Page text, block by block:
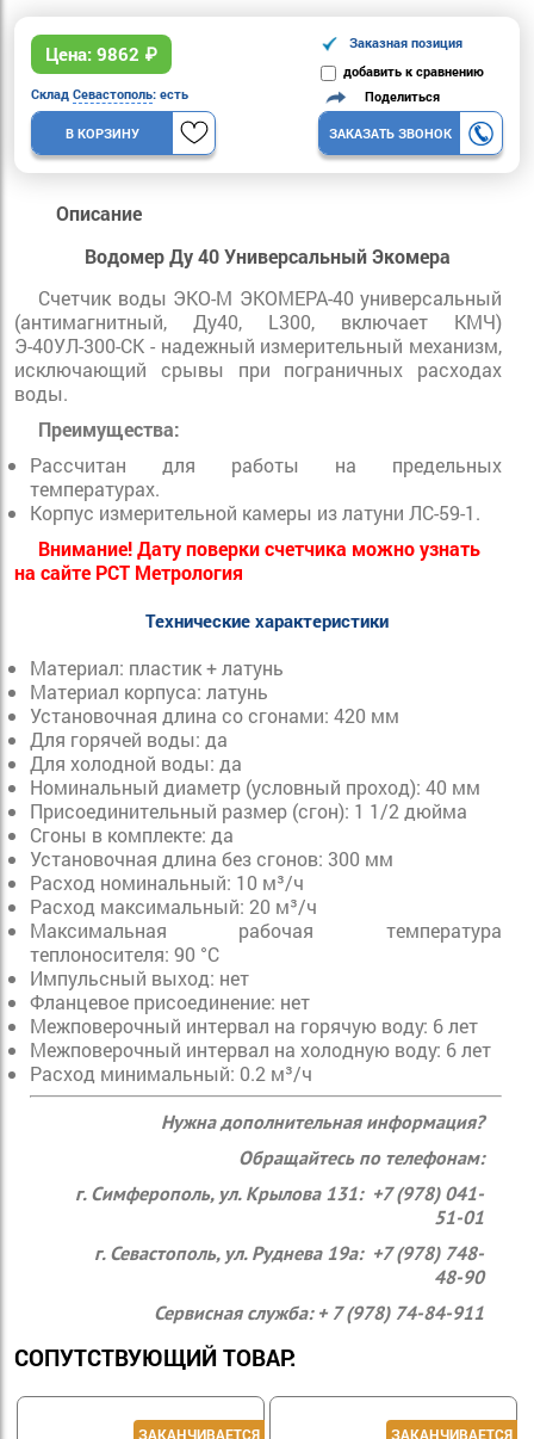
Цена: 9862 ₽
Заказная позиция
добавить к сравнению
Склад Севастополь: есть
В КОРЗИНУ
Поделиться
ЗАКАЗАТЬ ЗВОНОК
Описание
Водомер Ду 40 Универсальный Экомера
Счетчик воды ЭКО-М ЭКОМЕРА-40 универсальный
(антимагнитный, Ду40, L300, включает КМЧ)
Э-40УЛ-300-СК - надежный измерительный механизм,
исключающий срывы при пограничных расходах
воды.
Преимущества:
Рассчитан для работы на предельных
температурах.
Корпус измерительной камеры из латуни ЛС-59-1.
Внимание! Дату поверки счетчика можно узнать
на сайте РСТ Метрология
Технические характеристики
Материал: пластик + латунь
Материал корпуса: латунь
Установочная длина со сгонами: 420 мм
Для горячей воды: да
Для холодной воды: да
Номинальный диаметр (условный проход): 40 мм
Присоединительный размер (сгон): 1 1/2 дюйма
Сгоны в комплекте: да
Установочная длина без сгонов: 300 мм
Расход номинальный: 10 м³/ч
Расход максимальный: 20 м³/ч
Максимальная рабочая температура
теплоносителя: 90 °С
Импульсный выход: нет
Фланцевое присоединение: нет
Межповерочный интервал на горячую воду: 6 лет
Межповерочный интервал на холодную воду: 6 лет
Расход минимальный: 0.2 м³/ч
Нужна дополнительная информация?
Обращайтесь по телефонам:
г. Симферополь, ул. Крылова 131: +7 (978) 041-
51-01
г. Севастополь, ул. Руднева 19а: +7 (978) 748-
48-90
Сервисная служба: + 7 (978) 74-84-911
СОПУТСТВУЮЩИЙ ТОВАР: